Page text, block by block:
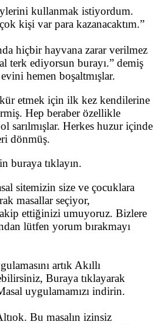
kullanmak istiyordum.
kişi var para kazanacaktım.”
hiçbir hayvana zarar verilmez
terk ediyorsun burayı.” demiş
hemen boşaltmışlar.
etmek için ilk kez kendilerine
Hep beraber özellikle
sarılmışlar. Herkes huzur içinde
dönmüş.
buraya tıklayın.
sitemizin size ve çocuklara
masallar seçiyor,
ettiğinizi umuyoruz. Bizlere
lütfen yorum bırakmayı
artık Akıllı
Buraya tıklayarak
uygulamamızı indirin.
Bu masalın izinsiz